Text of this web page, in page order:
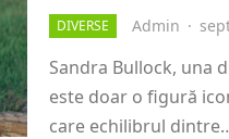
DIVERSE Admin ·
Sandra Bullock, una
este doar o figură
care echilibrul